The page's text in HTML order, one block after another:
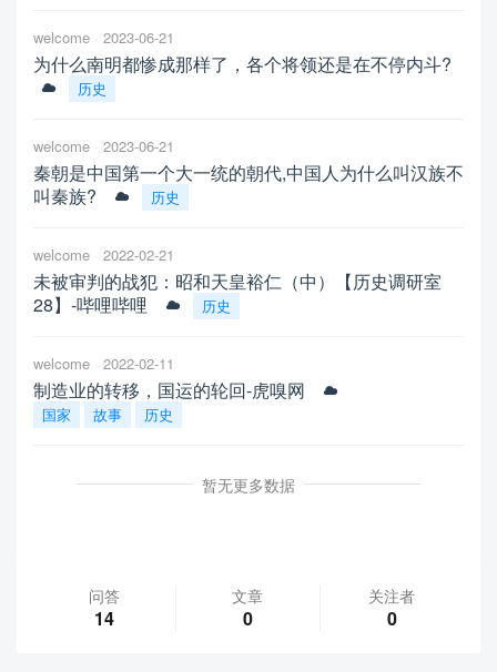
welcome 2023-06-21
为什么南明都惨成那样了，各个将领还是在不停内斗?
历史
welcome 2023-06-21
秦朝是中国第一个大一统的朝代,中国人为什么叫汉族不
叫秦族?
历史
welcome 2022-02-21
未被审判的战犯：昭和天皇裕仁（中）【历史调研室
28】-哔哩哔哩
历史
welcome 2022-02-11
制造业的转移，国运的轮回-虎嗅网
国家 故事 历史
暂无更多数据
问答
14
文章
0
关注者
0